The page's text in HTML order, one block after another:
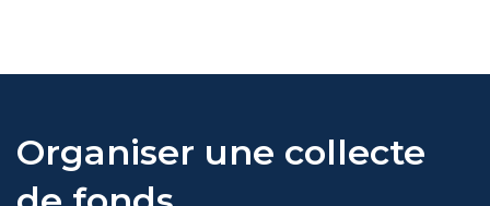
Organiser une collecte